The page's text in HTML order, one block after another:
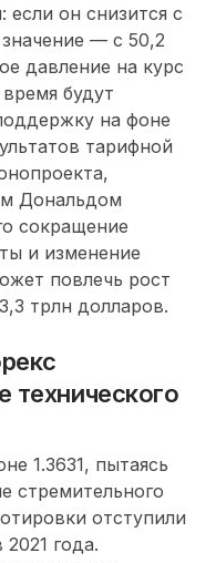
он снизится с
— с 50,2
давление на курс
будут
на фоне
тарифной
Дональдом
сокращение
и изменение
повлечь рост
трлн долларов.
технического
1.3631, пытаясь
стремительного
отступили
года.